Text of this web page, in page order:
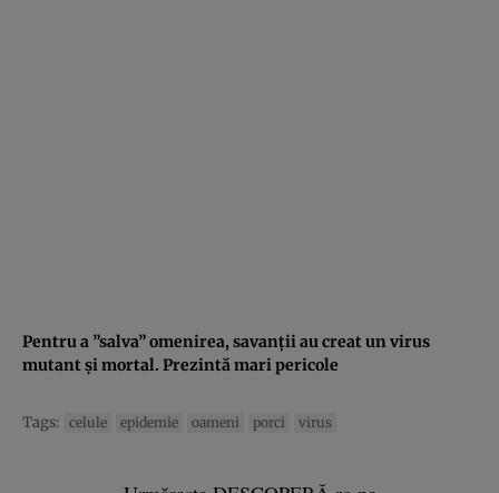
Pentru a ”salva” omenirea, savanţii au creat un virus
mutant şi mortal. Prezintă mari pericole
Tags: celule epidemie oameni porci virus